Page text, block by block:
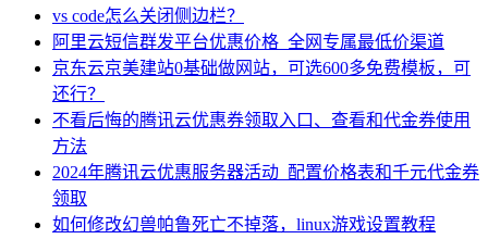
vs code怎么关闭侧边栏？
阿里云短信群发平台优惠价格_全网专属最低价渠道
京东云京美建站0基础做网站，可选600多免费模板，可
还行？
不看后悔的腾讯云优惠券领取入口、查看和代金券使用
方法
2024年腾讯云优惠服务器活动_配置价格表和千元代金券
领取
如何修改幻兽帕鲁死亡不掉落，linux游戏设置教程